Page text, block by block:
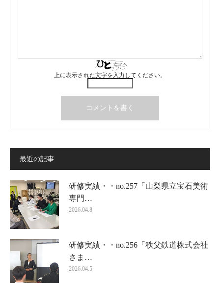
上に表示された文字を入力してください。
最近の記事
研修実績・・no.257「山梨県立宝石美術
専門…
2026.04.8
研修実績・・no.256「秩父鉄道株式会社
さま…
2026.04.5